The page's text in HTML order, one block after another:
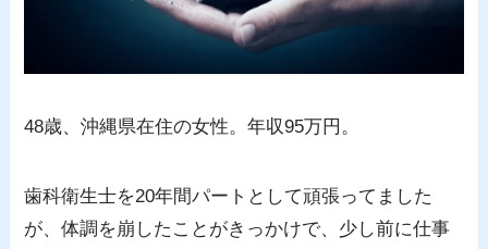
48歳、沖縄県在住の女性。年収95万円。
歯科衛生士を20年間パートとして頑張ってました
が、体調を崩したことがきっかけで、少し前に仕事